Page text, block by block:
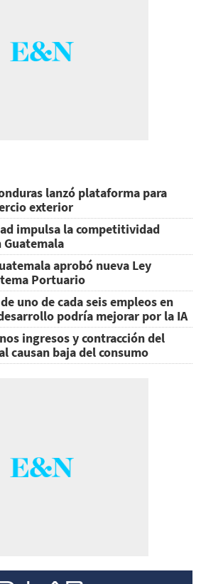
lanzó plataforma para
exterior
impulsa la competitividad
aprobó nueva Ley
Portuario
uno de cada seis empleos en
podría mejorar por la IA
ingresos y contracción del
causan baja del consumo